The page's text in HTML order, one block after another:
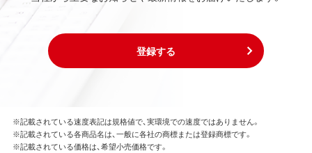
登録する
※記載されている速度表記は規格値で、実環境での速度ではありません。
※記載されている各商品名は、一般に各社の商標または登録商標です。
※記載されている価格は、希望小売価格です。